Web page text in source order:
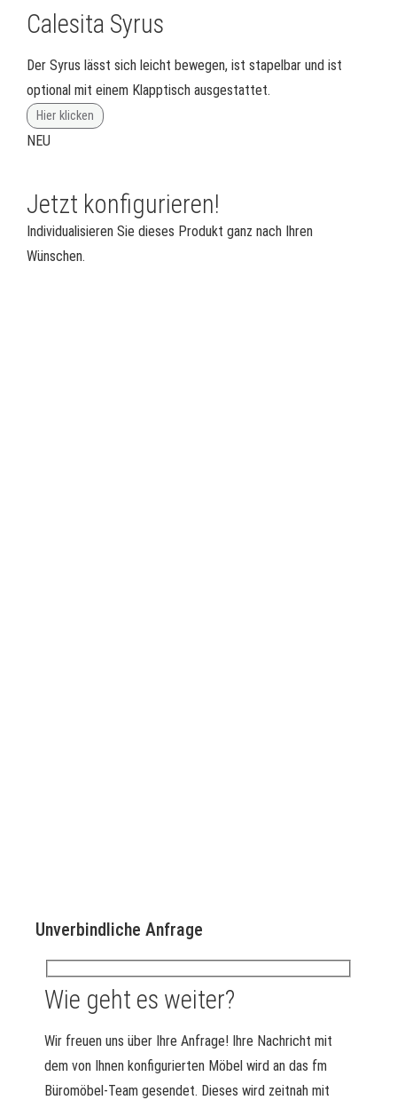
Calesita Syrus
Der Syrus lässt sich leicht bewegen, ist stapelbar und ist
optional mit einem Klapptisch ausgestattet.
Hier klicken
NEU
Jetzt konfigurieren!
Individualisieren Sie dieses Produkt ganz nach Ihren
Wünschen.
Unverbindliche Anfrage
Wie geht es weiter?
Wir freuen uns über Ihre Anfrage! Ihre Nachricht mit
dem von Ihnen konfigurierten Möbel wird an das fm
Büromöbel-Team gesendet. Dieses wird zeitnah mit